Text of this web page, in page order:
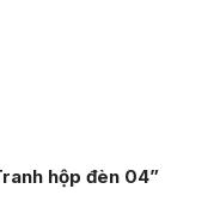
hộp đèn 04”